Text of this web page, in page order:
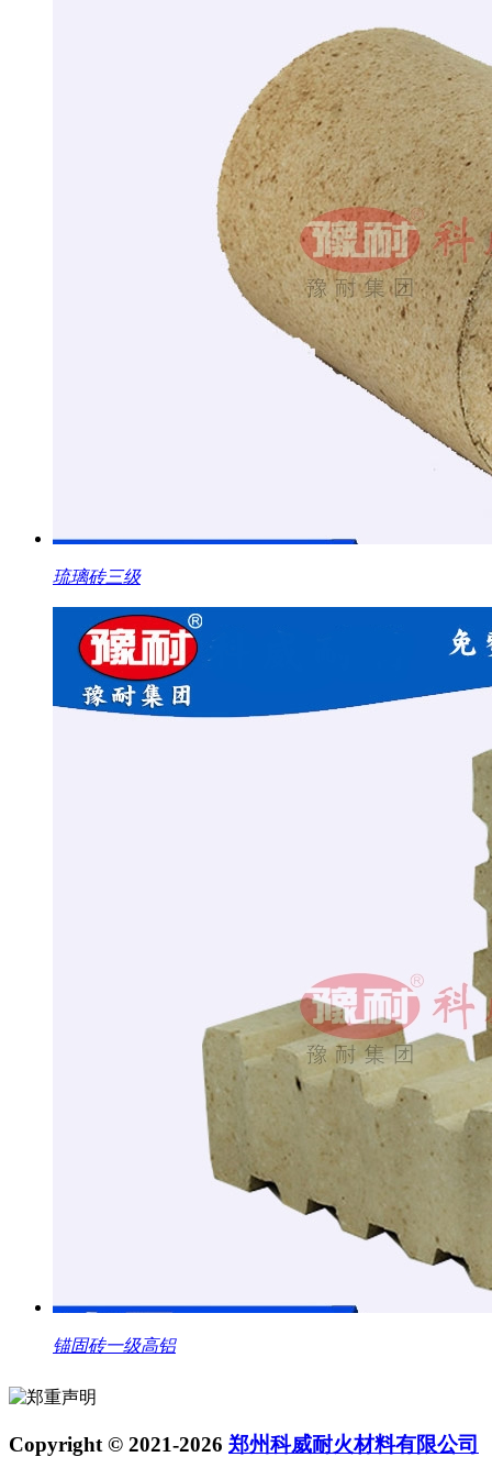
琉璃砖三级
锚固砖一级高铝
Copyright © 2021-2026 郑州科威耐火材料有限公司